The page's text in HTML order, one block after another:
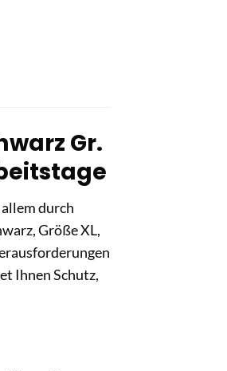
Gr.
durch
Größe XL,
Ihnen Schutz,